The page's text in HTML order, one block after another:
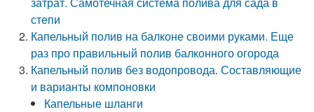
степи
Капельный полив на балконе своими руками. Еще
раз про правильный полив балконного огорода
Капельный полив без водопровода. Составляющие
и варианты компоновки
Капельные шланги